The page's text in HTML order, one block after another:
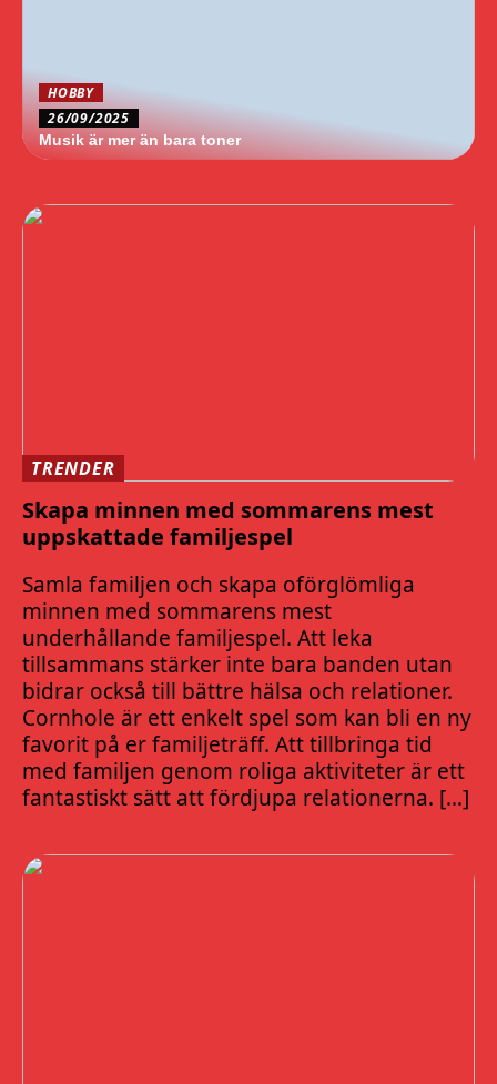
HOBBY
26/09/2025
Musik är mer än bara toner
TRENDER
Skapa minnen med sommarens mest
uppskattade familjespel
Samla familjen och skapa oförglömliga
minnen med sommarens mest
underhållande familjespel. Att leka
tillsammans stärker inte bara banden utan
bidrar också till bättre hälsa och relationer.
Cornhole är ett enkelt spel som kan bli en ny
favorit på er familjeträff. Att tillbringa tid
med familjen genom roliga aktiviteter är ett
fantastiskt sätt att fördjupa relationerna. […]